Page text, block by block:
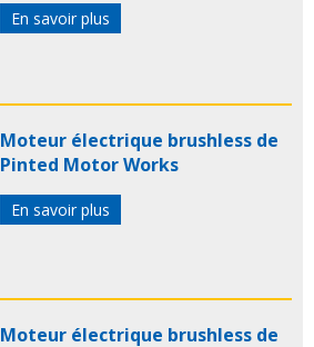
En savoir plus
Moteur électrique brushless de
Pinted Motor Works
En savoir plus
Moteur électrique brushless de